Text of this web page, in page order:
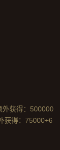
外获得：500000
获得：75000+6